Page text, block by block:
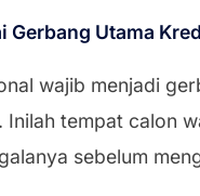
Gerbang Utama
wajib menjadi
Inilah tempat calon
sebelum